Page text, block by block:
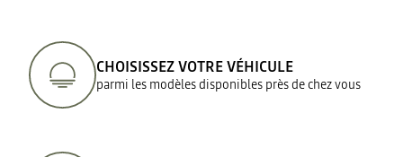
CHOISISSEZ VOTRE VÉHICULE
parmi les modèles disponibles près de chez vous